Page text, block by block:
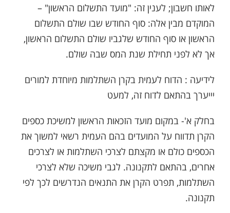
לאותו חשבון; לענין זה: "מועד התשלום הראשון" –
המוקדם מבין אלה: סוף החודש שבו שולם התשלום
הראשון או סוף החודש שלגביו שולם התשלום הראשון,
אך לא לפני תחילת שנת המס שבה שולם.
לידיעה : הדוח לעמית בקרן השתלמות מיוחדת למורים
יייערך בהתאם לדוח זה, למעט
בחלק א'- במקום מועד הזכאות הראשון למשיכת כספים
הקרן תדווח על המועדים בהם העמית רשאי למשוך את
הכספים כולם או מקצתם לצרכי השתלמות או לצרכים
אחרים, בהתאם לתקנונה. לגבי משיכה שלא לצרכי
השתלמות, תפרט הקרן את התנאים הנדרשים לכך לפי
תקנונה.